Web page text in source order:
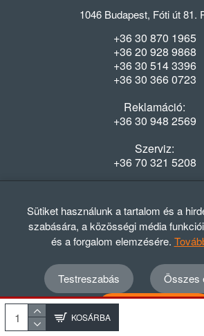
KOSÁRBA
1046 Budapest, Fóti út 81.
+36 30 870 1965
+36 20 928 9868
+36 30 514 3396
+36 30 366 0723
Reklamáció:
+36 30 948 2569
Szerviz:
+36 70 321 5208
Hétfő-Péntek: 08:00-
© 2012 - 2024
Adatvédelmi szabályzat
ÁSZF
Sütiket használunk a tartalom és a
szabására, a közösségi média
és a forgalom elemzésére.
Testreszabás
Összes
Összes elfogadása